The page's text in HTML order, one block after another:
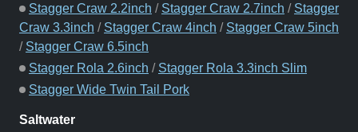
Stagger Craw 2.2inch / Stagger Craw 2.7inch / Stagger
Craw 3.3inch / Stagger Craw 4inch / Stagger Craw 5inch
/ Stagger Craw 6.5inch
Stagger Rola 2.6inch / Stagger Rola 3.3inch Slim
Stagger Wide Twin Tail Pork
Saltwater